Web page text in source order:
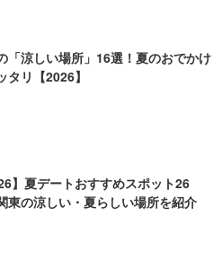
「涼しい場所」16選！夏のおでかけ
タリ【2026】
】夏デートおすすめスポット26
東の涼しい・夏らしい場所を紹介